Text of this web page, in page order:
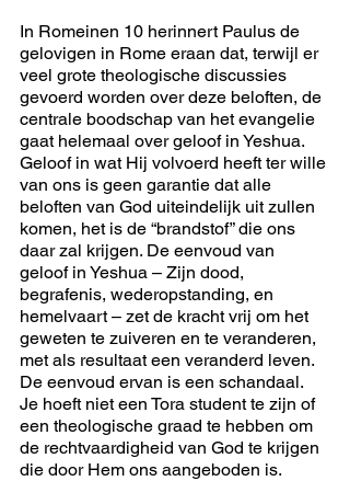
In Romeinen 10 herinnert Paulus de
gelovigen in Rome eraan dat, terwijl er
veel grote theologische discussies
gevoerd worden over deze beloften, de
centrale boodschap van het evangelie
gaat helemaal over geloof in Yeshua.
Geloof in wat Hij volvoerd heeft ter wille
van ons is geen garantie dat alle
beloften van God uiteindelijk uit zullen
komen, het is de “brandstof” die ons
daar zal krijgen. De eenvoud van
geloof in Yeshua – Zijn dood,
begrafenis, wederopstanding, en
hemelvaart – zet de kracht vrij om het
geweten te zuiveren en te veranderen,
met als resultaat een veranderd leven.
De eenvoud ervan is een schandaal.
Je hoeft niet een Tora student te zijn of
een theologische graad te hebben om
de rechtvaardigheid van God te krijgen
die door Hem ons aangeboden is.